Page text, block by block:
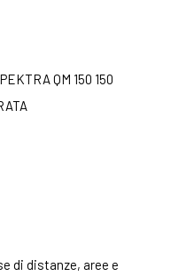
QM 150 150
di distanze, aree e